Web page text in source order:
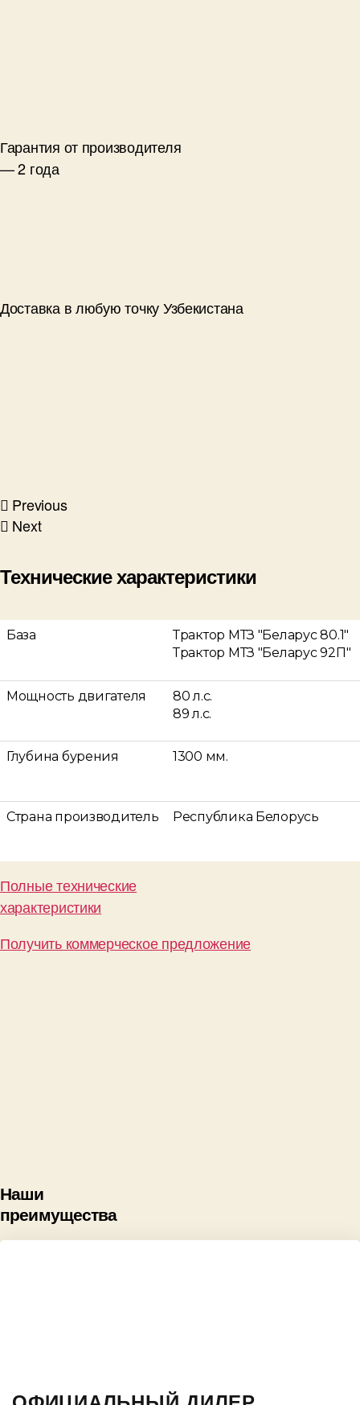
Гарантия от производителя
— 2 года
Доставка в любую точку Узбекистана
Previous
Next
Технические характеристики
База
Трактор МТЗ "Беларус 80.1"
Трактор МТЗ "Беларус 92П"
Мощность двигателя
80 л.с.
89 л.с.
Глубина бурения 1300 мм.
Страна производитель Республика Белорусь
Полные технические
характеристики
Получить коммерческое предложение
Наши
преимущества